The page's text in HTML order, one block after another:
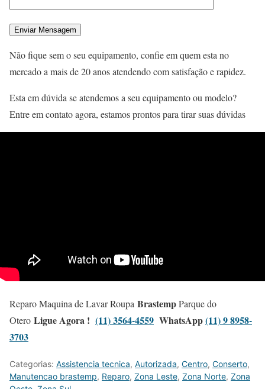
Não fique sem o seu equipamento, confie em quem esta no
mercado a mais de 20 anos atendendo com satisfação e rapidez.
Esta em dúvida se atendemos a seu equipamento ou modelo?
Entre em contato agora, estamos prontos para tirar suas dúvidas
Reparo Maquina de Lavar Roupa BrastempParque do
Otero Ligue Agora ! (11) 3564-4559 WhatsApp(11) 9 8958-
3703
Categorias: Assistencia tecnica, Autorizada, Centro, Conserto,
Manutencao brastemp, Reparo, Zona Leste, Zona Norte, Zona